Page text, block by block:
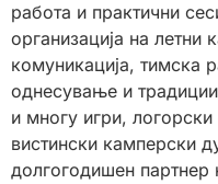
работа и практични
организација на летни
комуникација, тимска
однесување и
и многу игри,
вистински камперски
долгогодишен